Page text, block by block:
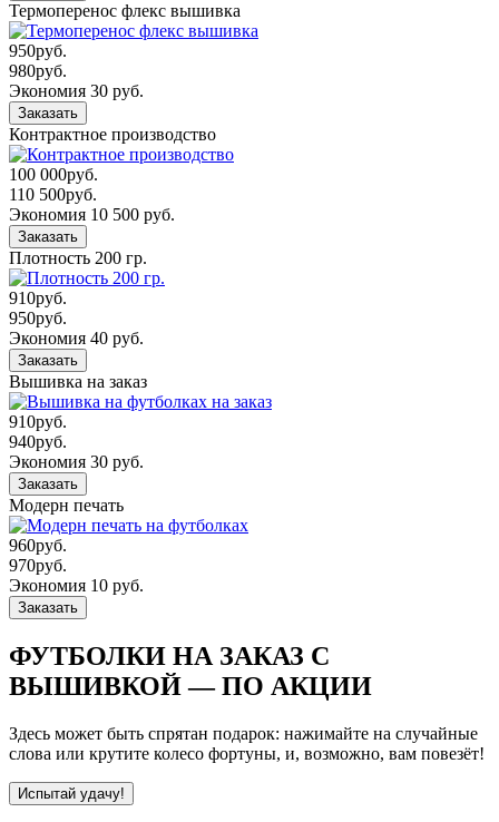
Термоперенос флекс вышивка
950руб.
980руб.
Экономия 30 руб.
Заказать
Контрактное производство
100 000руб.
110 500руб.
Экономия 10 500 руб.
Заказать
Плотность 200 гр.
910руб.
950руб.
Экономия 40 руб.
Заказать
Вышивка на заказ
910руб.
940руб.
Экономия 30 руб.
Заказать
Модерн печать
960руб.
970руб.
Экономия 10 руб.
Заказать
ФУТБОЛКИ НА ЗАКАЗ С
ВЫШИВКОЙ — ПО АКЦИИ
Здесь может быть спрятан подарок: нажимайте на случайные
слова или крутите колесо фортуны, и, возможно, вам повезёт!
Испытай удачу!